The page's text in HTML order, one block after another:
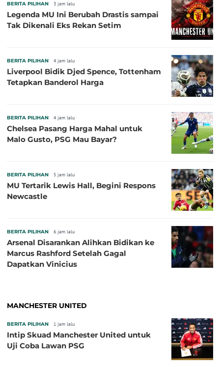
BERITA PILIHAN 3 jam lalu
Legenda MU Ini Berubah Drastis sampai
Tak Dikenali Eks Rekan Setim
BERITA PILIHAN 4 jam lalu
Liverpool Bidik Djed Spence, Tottenham
Tetapkan Banderol Harga
BERITA PILIHAN 4 jam lalu
Chelsea Pasang Harga Mahal untuk
Malo Gusto, PSG Mau Bayar?
BERITA PILIHAN 5 jam lalu
MU Tertarik Lewis Hall, Begini Respons
Newcastle
BERITA PILIHAN 6 jam lalu
Arsenal Disarankan Alihkan Bidikan ke
Marcus Rashford Setelah Gagal
Dapatkan Vinicius
MANCHESTER UNITED
BERITA PILIHAN 1 jam lalu
Intip Skuad Manchester United untuk
Uji Coba Lawan PSG